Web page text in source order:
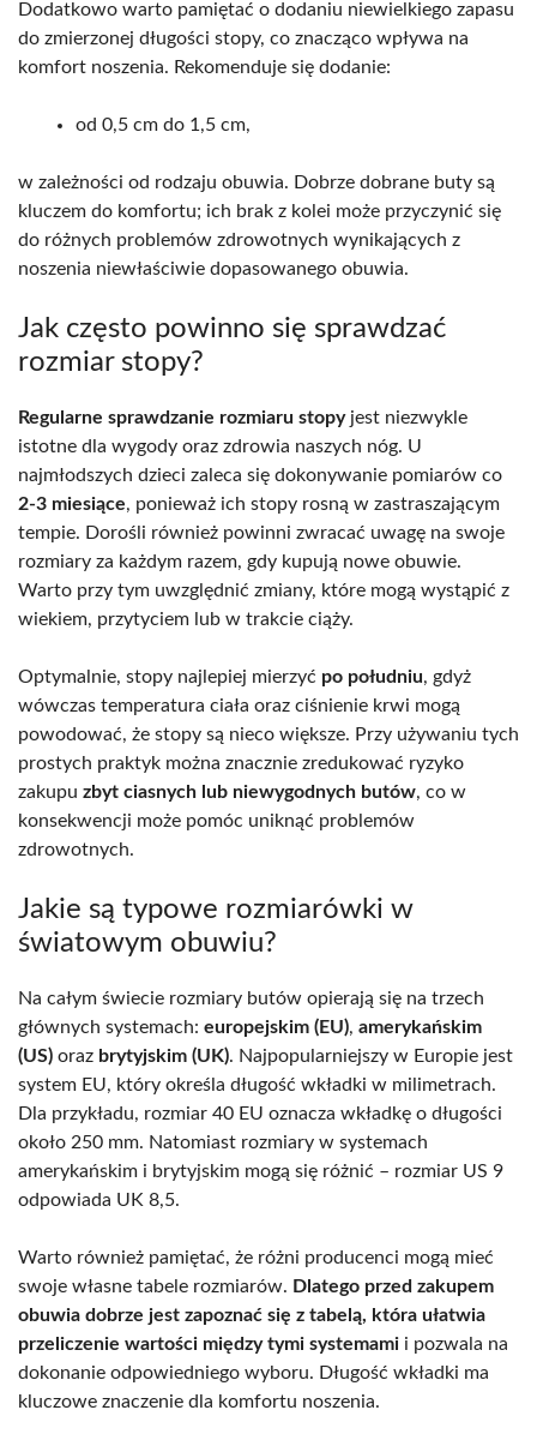
Dodatkowo warto pamiętać o dodaniu niewielkiego zapasu
do zmierzonej długości stopy, co znacząco wpływa na
komfort noszenia. Rekomenduje się dodanie:
od 0,5 cm do 1,5 cm,
w zależności od rodzaju obuwia. Dobrze dobrane buty są
kluczem do komfortu; ich brak z kolei może przyczynić się
do różnych problemów zdrowotnych wynikających z
noszenia niewłaściwie dopasowanego obuwia.
Jak często powinno się sprawdzać
rozmiar stopy?
Regularne sprawdzanie rozmiaru stopyjest niezwykle
istotne dla wygody oraz zdrowia naszych nóg. U
najmłodszych dzieci zaleca się dokonywanie pomiarów co
2-3 miesiące, ponieważ ich stopy rosną w zastraszającym
tempie. Dorośli również powinni zwracać uwagę na swoje
rozmiary za każdym razem, gdy kupują nowe obuwie.
Warto przy tym uwzględnić zmiany, które mogą wystąpić z
wiekiem, przytyciem lub w trakcie ciąży.
Optymalnie, stopy najlepiej mierzyć po południu, gdyż
wówczas temperatura ciała oraz ciśnienie krwi mogą
powodować, że stopy są nieco większe. Przy używaniu tych
prostych praktyk można znacznie zredukować ryzyko
zakupu zbyt ciasnych lub niewygodnych butów, co w
konsekwencji może pomóc uniknąć problemów
zdrowotnych.
Jakie są typowe rozmiarówki w
światowym obuwiu?
Na całym świecie rozmiary butów opierają się na trzech
głównych systemach: europejskim (EU), amerykańskim
(US) oraz brytyjskim (UK). Najpopularniejszy w Europie jest
system EU, który określa długość wkładki w milimetrach.
Dla przykładu, rozmiar 40 EU oznacza wkładkę o długości
około 250 mm. Natomiast rozmiary w systemach
amerykańskim i brytyjskim mogą się różnić – rozmiar US 9
odpowiada UK 8,5.
Warto również pamiętać, że różni producenci mogą mieć
swoje własne tabele rozmiarów. Dlatego przed zakupem
obuwia dobrze jest zapoznać się z tabelą, która ułatwia
przeliczenie wartości między tymi systemami i pozwala na
dokonanie odpowiedniego wyboru. Długość wkładki ma
kluczowe znaczenie dla komfortu noszenia.